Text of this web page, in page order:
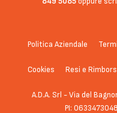
Politica Aziendale
Cookies Resi e
A.D.A. Srl - Via del
PI: